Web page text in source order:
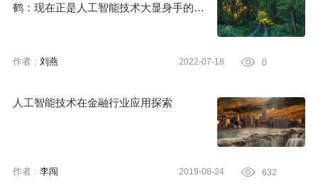
鹤：现在正是人工智能技术大显身手的时
作者 : 刘燕 2022-07-18  0
人工智能技术在金融行业应用探索
作者 : 李闯 2019-08-24  632